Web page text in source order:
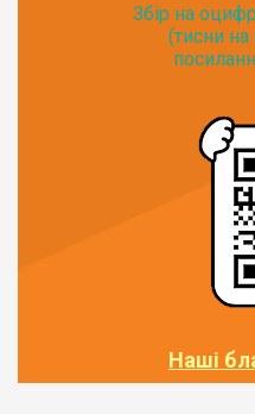
Збір на
(тисни на
Наші